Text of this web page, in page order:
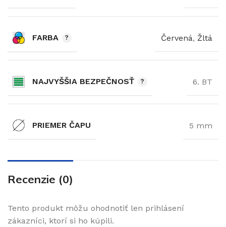
FARBA Červená, Žltá
NAJVYŠŠIA BEZPEČNOSŤ 6. BT
PRIEMER ČAPU 5 mm
Recenzie (0)
Tento produkt môžu ohodnotiť len prihlásení
zákazníci, ktorí si ho kúpili.